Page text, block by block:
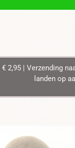
2,95 | Verzending
landen op